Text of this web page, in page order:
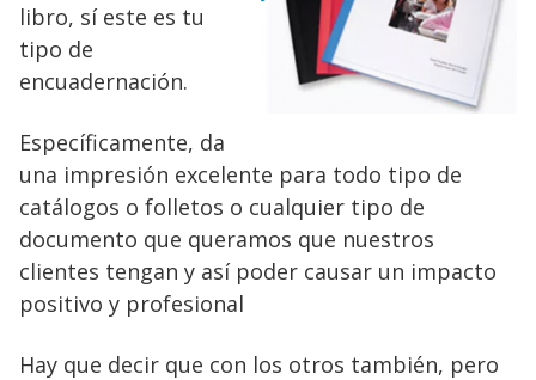
libro, sí este es tu
tipo de
encuadernación.
Específicamente, da
una impresión excelente para todo tipo de
catálogos o folletos o cualquier tipo de
documento que queramos que nuestros
clientes tengan y así poder causar un impacto
positivo y profesional
Hay que decir que con los otros también, pero